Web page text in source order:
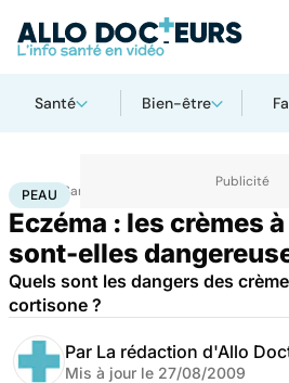
Santé Bien-être
Accueil Santé
PEAU
Eczéma : les crèmes
sont-elles
Quels sont les dangers des
cortisone ?
Par La rédaction d'Allo
Mis à jour le 27/08/2009